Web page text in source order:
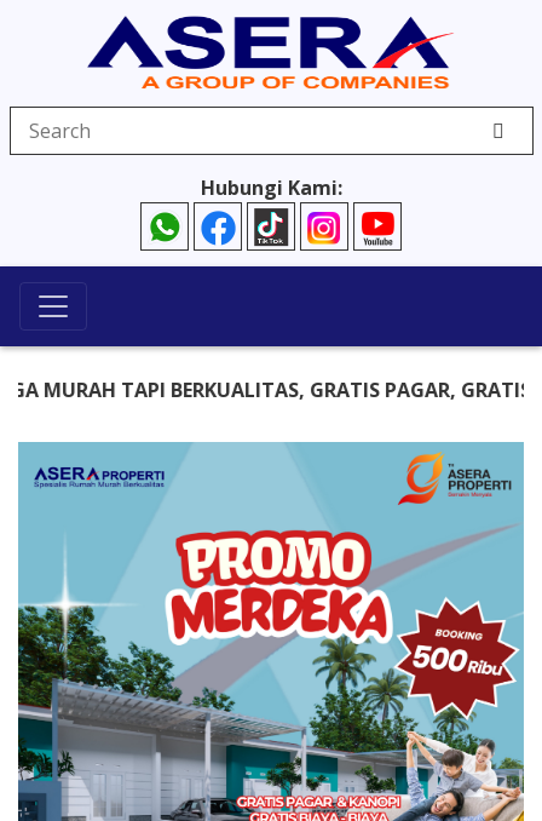
Hubungi Kami:
TAPI BERKUALITAS, GRATIS PAGAR, GRATIS